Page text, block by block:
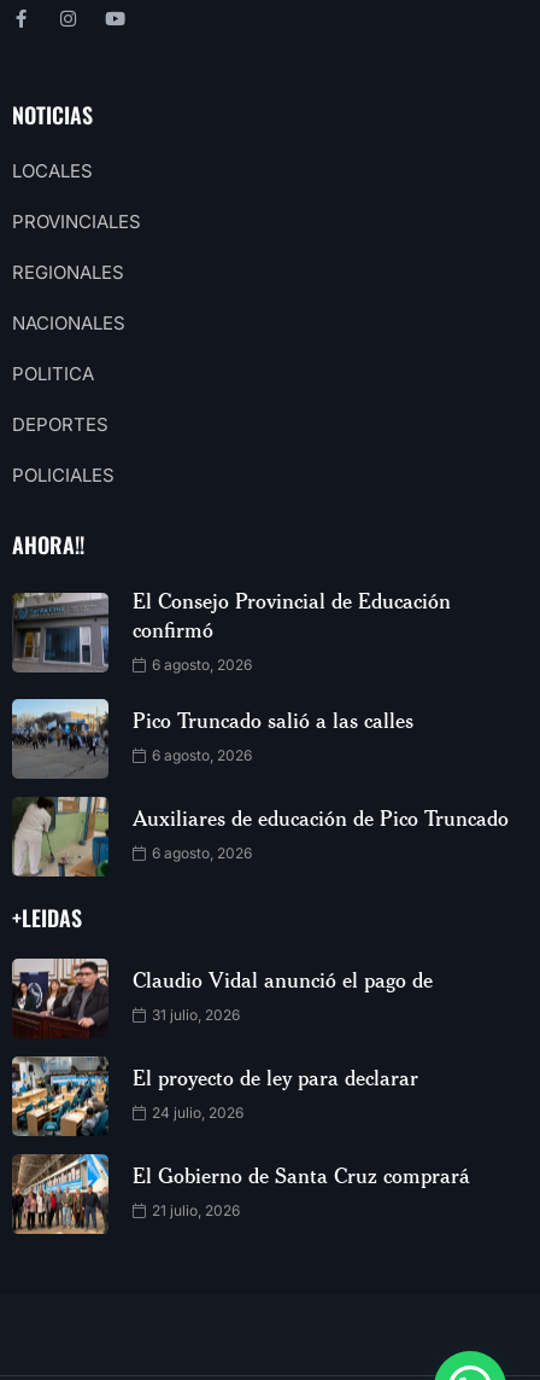
NOTICIAS
LOCALES
PROVINCIALES
REGIONALES
NACIONALES
POLITICA
DEPORTES
POLICIALES
AHORA!!
El Consejo Provincial de Educación
confirmó
6 agosto, 2026
Pico Truncado salió a las calles
6 agosto, 2026
Auxiliares de educación de Pico Truncado
6 agosto, 2026
+LEIDAS
Claudio Vidal anunció el pago de
31 julio, 2026
El proyecto de ley para declarar
24 julio, 2026
El Gobierno de Santa Cruz comprará
21 julio, 2026